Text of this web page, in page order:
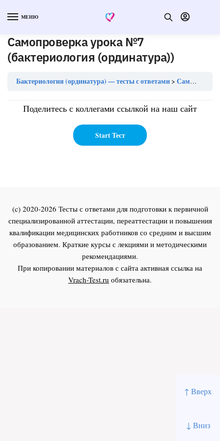
↑ Вверх
↓ Вниз
МЕНЮ
Самопроверка урока №7
(бактериология (ординатура))
Бактериология (ординатура) — тесты с ответами Самопроверка урока №7 (бактериология (ординатура))
Поделитесь с коллегами ссылкой на наш сайт
(c) 2020-2026 Тесты с ответами для подготовки к первичной
специализированной аттестации, переаттестации и повышения
квалификации медицинских работников со средним и высшим
образованием. Краткие курсы с лекциями и методическими
рекомендациями.
При копировании материалов с сайта активная ссылка на
Vrach-Test.ru обязательна.